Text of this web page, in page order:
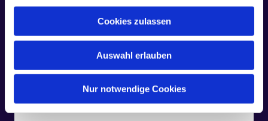
Cookies zulassen
Auswahl erlauben
Nur notwendige Cookies